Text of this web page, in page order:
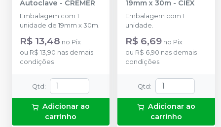
Autoclave - CREMER
Embalagem com 1
unidade de 19mm x 30m.
R$ 13,48 no Pix
ou R$ 13,90 nas demais
condições
Qtd :
Adicionar ao
carrinho
19mm x 30m - CIEX
Embalagem com 1
unidade.
R$ 6,69 no Pix
ou R$ 6,90 nas demais
condições
Qtd :
Adicionar ao
carrinho